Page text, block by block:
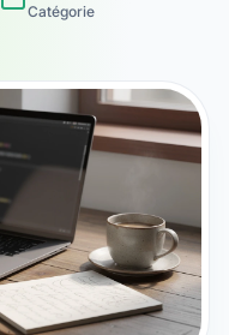
Catégorie